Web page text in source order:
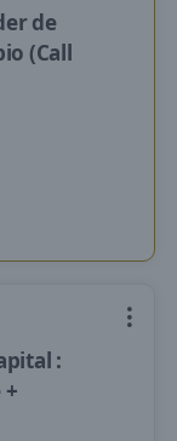
de
(Call
: